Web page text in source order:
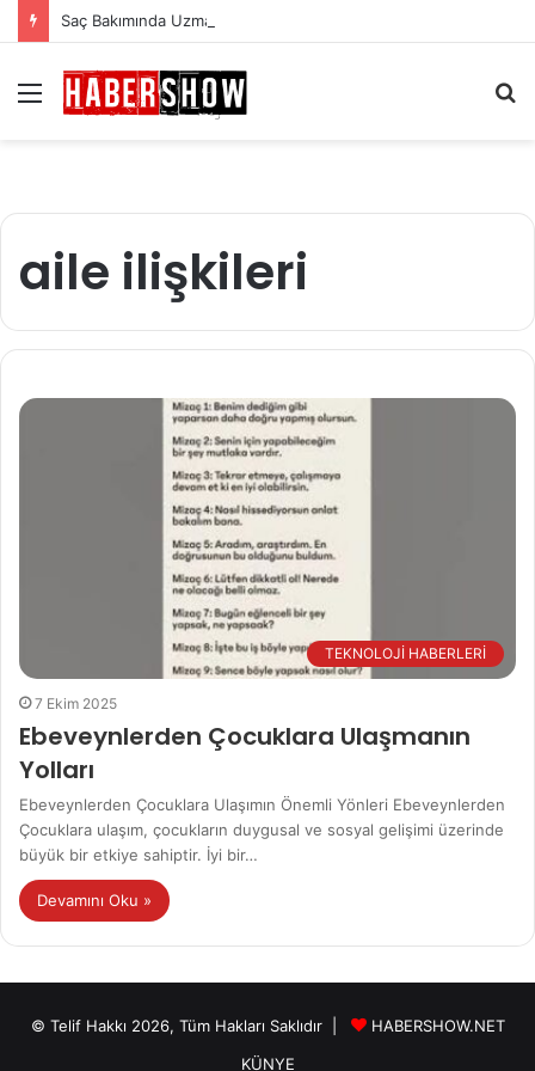
Saç Bakımında Uzmanlardan Gelen En Önemli İpuçları
Menü
aile ilişkileri
TEKNOLOJİ HABERLERİ
7 Ekim 2025
Ebeveynlerden Çocuklara Ulaşmanın
Yolları
Ebeveynlerden Çocuklara Ulaşımın Önemli Yönleri Ebeveynlerden
Çocuklara ulaşım, çocukların duygusal ve sosyal gelişimi üzerinde
büyük bir etkiye sahiptir. İyi bir…
Devamını Oku »
© Telif Hakkı 2026, Tüm Hakları Saklıdır |
HABERSHOW.NET
KÜNYE